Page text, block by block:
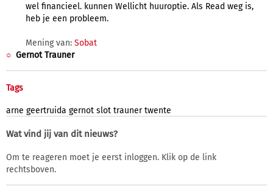
wel financieel. kunnen Wellicht huuroptie. Als Read weg is,
heb je een probleem.
Mening van: Sobat
Gernot Trauner
Tags
arne geertruida gernot slot trauner twente
Wat vind jij van dit nieuws?
Om te reageren moet je eerst inloggen. Klik op de link
rechtsboven.